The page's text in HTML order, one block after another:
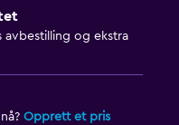
avbestilling og ekstra
Opprett et pris